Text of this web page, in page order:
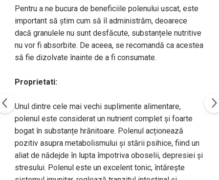
Pentru a ne bucura de beneficiile polenului uscat, este
important să știm cum să îl administrăm, deoarece
dacă granulele nu sunt desfăcute, substanțele nutritive
nu vor fi absorbite. De aceea, se recomandă ca acestea
să fie dizolvate înainte de a fi consumate.
Proprietati:
Unul dintre cele mai vechi suplimente alimentare,
polenul este considerat un nutrient complet și foarte
bogat în substanțe hrănitoare. Polenul acționează
pozitiv asupra metabolismului şi stării psihice, fiind un
aliat de nădejde în lupta împotriva oboselii, depresiei și
stresului. Polenul este un excelent tonic, întărește